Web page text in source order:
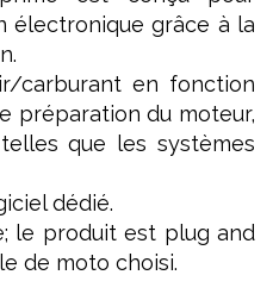
électronique grâce à la
carburant en fonction
préparation du moteur,
que les systèmes
dédié.
le produit est plug and
de moto choisi.